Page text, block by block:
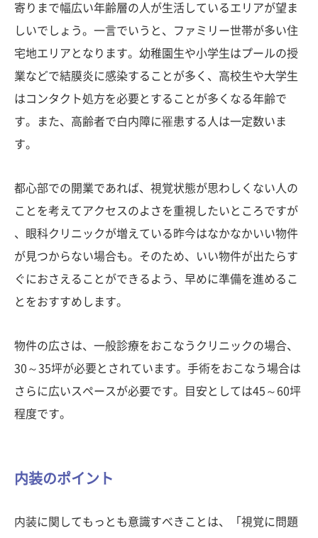
寄りまで幅広い年齢層の人が生活しているエリアが望ま
しいでしょう。一言でいうと、ファミリー世帯が多い住
宅地エリアとなります。幼稚園生や小学生はプールの授
業などで結膜炎に感染することが多く、高校生や大学生
はコンタクト処方を必要とすることが多くなる年齢で
す。また、高齢者で白内障に罹患する人は一定数いま
す。
都心部での開業であれば、視覚状態が思わしくない人の
ことを考えてアクセスのよさを重視したいところですが
、眼科クリニックが増えている昨今はなかなかいい物件
が見つからない場合も。そのため、いい物件が出たらす
ぐにおさえることができるよう、早めに準備を進めるこ
とをおすすめします。
物件の広さは、一般診療をおこなうクリニックの場合、
30～35坪が必要とされています。手術をおこなう場合は
さらに広いスペースが必要です。目安としては45～60坪
程度です。
内装のポイント
内装に関してもっとも意識すべきことは、「視覚に問題